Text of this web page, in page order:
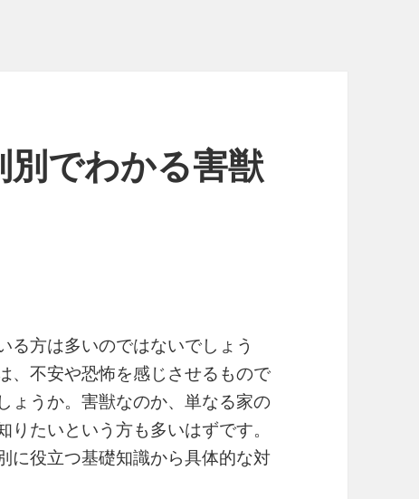
別でわかる害獣
る方は多いのではないでしょう
、不安や恐怖を感じさせるもので
ょうか。害獣なのか、単なる家の
たいという方も多いはずです。
に役立つ基礎知識から具体的な対